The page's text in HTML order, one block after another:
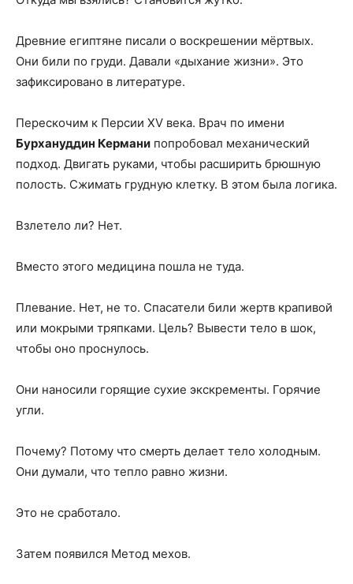
Древние египтяне писали о воскрешении мёртвых.
Они били по груди. Давали «дыхание жизни». Это
зафиксировано в литературе.
Перескочим к Персии XV века. Врач по имени
Бурхануддин Кермани попробовал механический
подход. Двигать руками, чтобы расширить брюшную
полость. Сжимать грудную клетку. В этом была логика.
Взлетело ли? Нет.
Вместо этого медицина пошла не туда.
Плевание. Нет, не то. Спасатели били жертв крапивой
или мокрыми тряпками. Цель? Вывести тело в шок,
чтобы оно проснулось.
Они наносили горящие сухие экскременты. Горячие
угли.
Почему? Потому что смерть делает тело холодным.
Они думали, что тепло равно жизни.
Это не сработало.
Затем появился Метод мехов.